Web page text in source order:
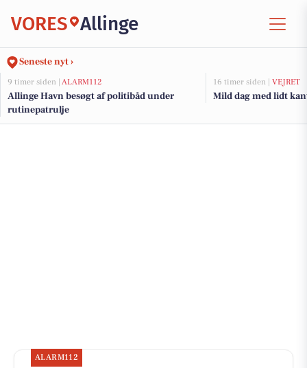
VORES Allinge
Seneste nyt ›
9 timer siden | ALARM112
Allinge Havn besøgt af politibåd under
rutinepatrulje
16 timer siden | VEJRET
Mild dag med lidt
ALARM112